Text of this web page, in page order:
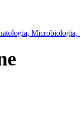
Microbiologia,